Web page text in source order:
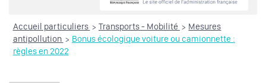
Accueil particuliers > Transports - Mobilité > Mesures
antipollution > Bonus écologique voiture ou camionnette :
règles en 2022